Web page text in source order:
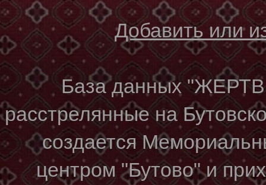
Добавить или
База данных
расстрелянные на
создается
центром "Бутово" и